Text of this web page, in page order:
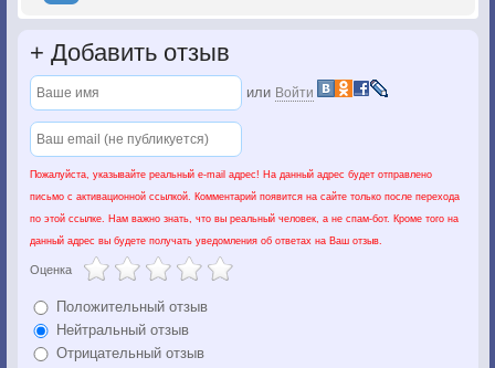
+ Добавить отзыв
или Войти
Пожалуйста, указывайте реальный e-mail адрес! На данный адрес будет отправлено
письмо с активационной ссылкой. Комментарий появится на сайте только после перехода
по этой ссылке. Нам важно знать, что вы реальный человек, а не спам-бот. Кроме того на
данный адрес вы будете получать уведомления об ответах на Ваш отзыв.
Оценка
Положительный отзыв
Нейтральный отзыв
Отрицательный отзыв